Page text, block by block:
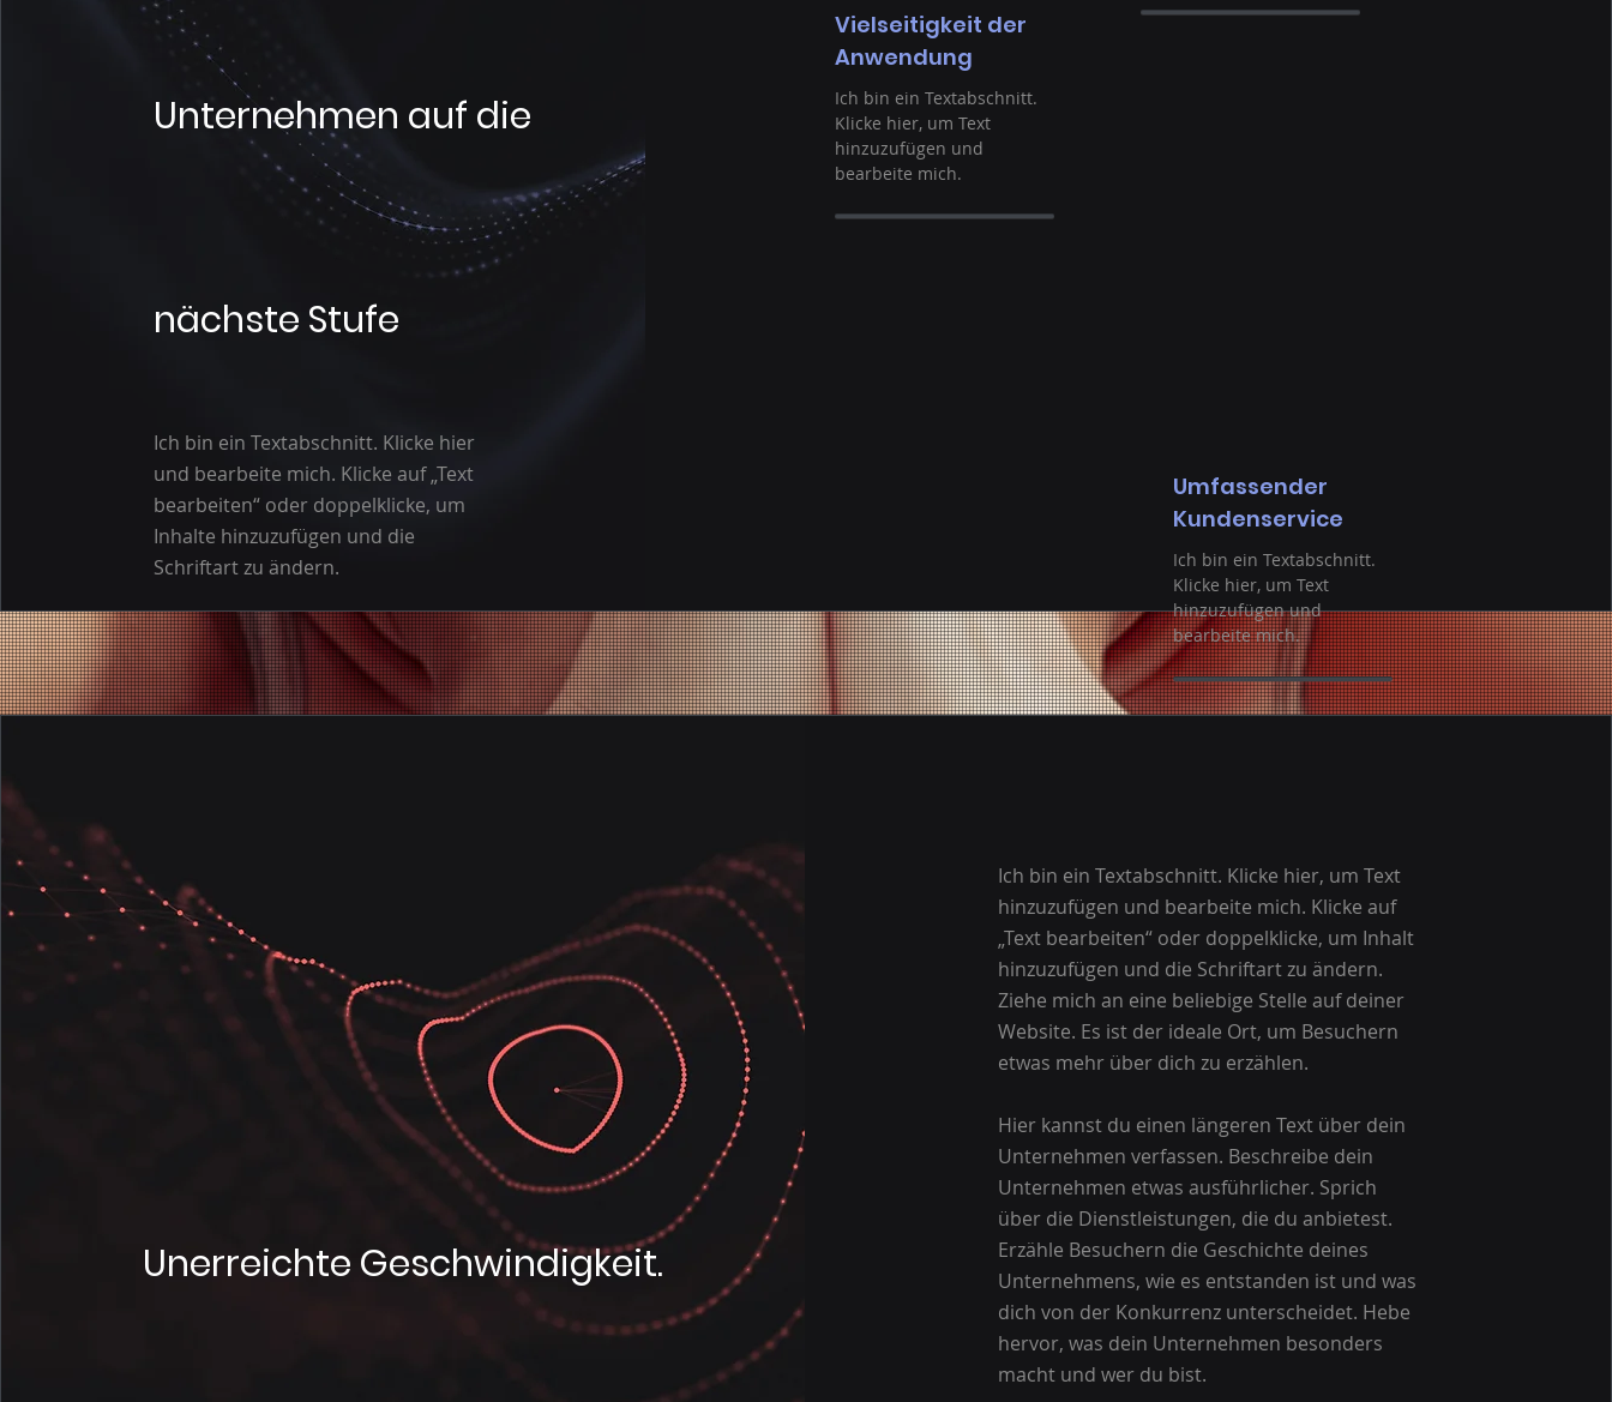
Unternehmen auf die
nächste Stufe
Ich bin ein Textabschnitt. Klicke hier
und bearbeite mich. Klicke auf „Text
bearbeiten“ oder doppelklicke, um
Inhalte hinzuzufügen und die
Schriftart zu ändern.
Vielseitigkeit der
Anwendung
Ich bin ein Textabschnitt.
Klicke hier, um Text
hinzuzufügen und
bearbeite mich.
Umfassender
Kundenservice
Ich bin ein Textabschnitt.
Klicke hier, um Text
hinzuzufügen und
bearbeite mich.
Unerreichte Geschwindigkeit.
Ich bin ein Textabschnitt. Klicke hier, um Text
hinzuzufügen und bearbeite mich. Klicke auf
„Text bearbeiten“ oder doppelklicke, um Inhalt
hinzuzufügen und die Schriftart zu ändern.
Ziehe mich an eine beliebige Stelle auf deiner
Website. Es ist der ideale Ort, um Besuchern
etwas mehr über dich zu erzählen.
Hier kannst du einen längeren Text über dein
Unternehmen verfassen. Beschreibe dein
Unternehmen etwas ausführlicher. Sprich
über die Dienstleistungen, die du anbietest.
Erzähle Besuchern die Geschichte deines
Unternehmens, wie es entstanden ist und was
dich von der Konkurrenz unterscheidet. Hebe
hervor, was dein Unternehmen besonders
macht und wer du bist.